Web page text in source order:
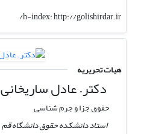
h-index:http://golishirdar.ir/
هیات تحریریه
دکتر. عادل ساریخانی
حقوق جزا و جرم شناسی
استاد دانشکده حقوق دانشگاه قم